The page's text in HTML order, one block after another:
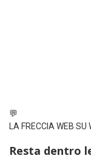
💬
LA FRECCIA WEB SU
Resta dentro